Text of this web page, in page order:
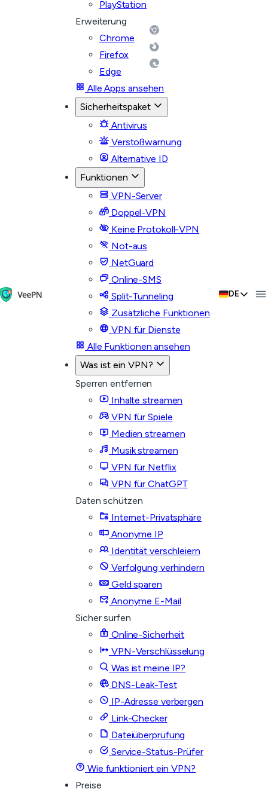
PlayStation
Erweiterung
Chrome
Firefox
Edge
Alle Apps ansehen
Sicherheitspaket
Antivirus
Verstoßwarnung
Alternative ID
Funktionen
VPN-Server
Doppel-VPN
Keine Protokoll-VPN
Not-aus
NetGuard
Online-SMS
Split-Tunneling
Zusätzliche Funktionen
VPN für Dienste
Alle Funktionen ansehen
Was ist ein VPN?
Sperren entfernen
Inhalte streamen
VPN für Spiele
Medien streamen
Musik streamen
VPN für Netflix
VPN für ChatGPT
Daten schützen
Internet-Privatsphäre
Anonyme IP
Identität verschleiern
Verfolgung verhindern
Geld sparen
Anonyme E-Mail
Sicher surfen
Online-Sicherheit
VPN-Verschlüsselung
Was ist meine IP?
DNS-Leak-Test
IP-Adresse verbergen
Link-Checker
Dateiüberprüfung
Service-Status-Prüfer
Wie funktioniert ein VPN?
Preise
DE